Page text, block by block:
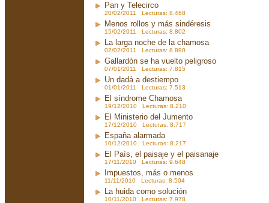
Pan y Telecirco
20/02/2011 Lecturas: 8.468
Menos rollos y más sindéresis
15/02/2011 Lecturas: 8.802
La larga noche de la chamosa
02/02/2011 Lecturas: 8.890
Gallardón se ha vuelto peligroso
07/01/2011 Lecturas: 7.815
Un dadá a destiempo
01/01/2011 Lecturas: 7.513
El síndrome Chamosa
19/12/2010 Lecturas: 8.210
El Ministerio del Jumento
17/12/2010 Lecturas: 8.717
España alarmada
10/12/2010 Lecturas: 8.217
El País, el paisaje y el paisanaje
17/11/2010 Lecturas: 9.648
Impuestos, más o menos
11/11/2010 Lecturas: 8.504
La huida como solución
10/11/2010 Lecturas: 7.978